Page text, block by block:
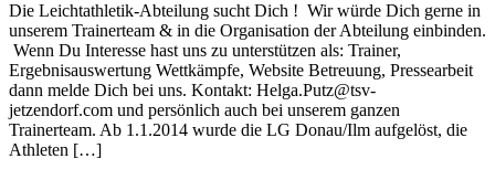
Die Leichtathletik-Abteilung sucht Dich ! Wir würde Dich gerne in
unserem Trainerteam & in die Organisation der Abteilung einbinden.
Wenn Du Interesse hast uns zu unterstützen als: Trainer,
Ergebnisauswertung Wettkämpfe, Website Betreuung, Pressearbeit
dann melde Dich bei uns. Kontakt: Helga.Putz@tsv-
jetzendorf.com und persönlich auch bei unserem ganzen
Trainerteam. Ab 1.1.2014 wurde die LG Donau/Ilm aufgelöst, die
Athleten […]